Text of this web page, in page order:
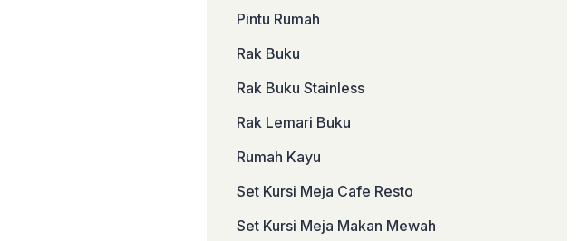
Pintu Rumah
Rak Buku
Rak Buku Stainless
Rak Lemari Buku
Rumah Kayu
Set Kursi Meja Cafe Resto
Set Kursi Meja Makan Mewah